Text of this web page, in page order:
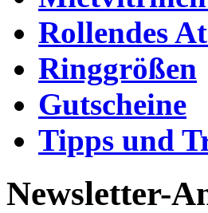
Rollendes
Ringgrößen
Gutscheine
Tipps und
Newsletter-